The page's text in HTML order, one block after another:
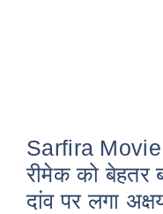
Sarfira
रीमेक को बेहतर
दांव पर लगा